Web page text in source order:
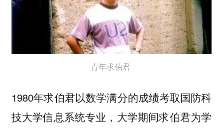
青年求伯君 ‍‍‍‍‍‍‍‍‍
1980年求伯君以数学满分的成绩考取国防科
技大学信息系统专业，大学期间求伯君为学